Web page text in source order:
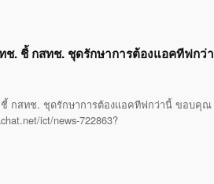
ช. ชี้ กสทช. ชุดรักษาการต้องแอคทีฟกว่า
กสทช. ชุดรักษาการต้องแอคทีฟกว่านี้ ขอบคุณ
ict/news-722863?